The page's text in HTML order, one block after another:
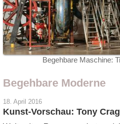
Begehbare Maschine:
Begehbare Moderne
18. April 2016
Kunst-Vorschau: Tony